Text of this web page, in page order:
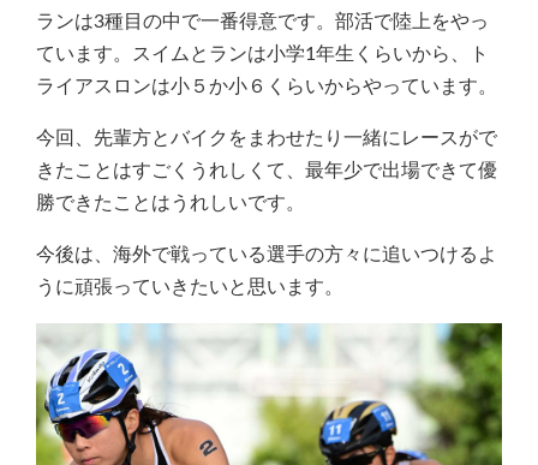
ランは3種目の中で一番得意です。部活で陸上をやっ
ています。スイムとランは小学1年生くらいから、ト
ライアスロンは小５か小６くらいからやっています。
今回、先輩方とバイクをまわせたり一緒にレースがで
きたことはすごくうれしくて、最年少で出場できて優
勝できたことはうれしいです。
今後は、海外で戦っている選手の方々に追いつけるよ
うに頑張っていきたいと思います。